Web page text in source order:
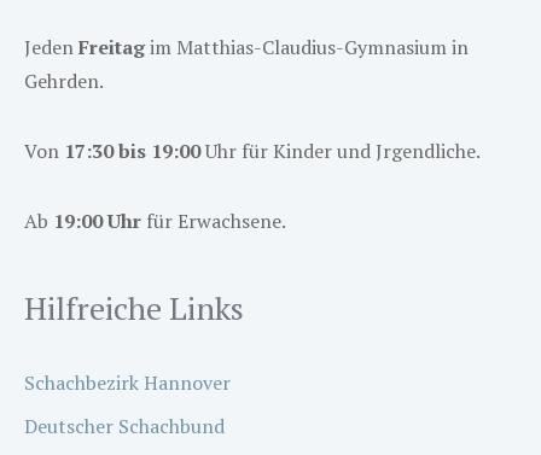
JedenFreitagim Matthias-Claudius-Gymnasium in
Gehrden.
Von 17:30 bis 19:00Uhr für Kinder und Jrgendliche.
Ab 19:00 Uhr für Erwachsene.
Hilfreiche Links
Schachbezirk Hannover
Deutscher Schachbund